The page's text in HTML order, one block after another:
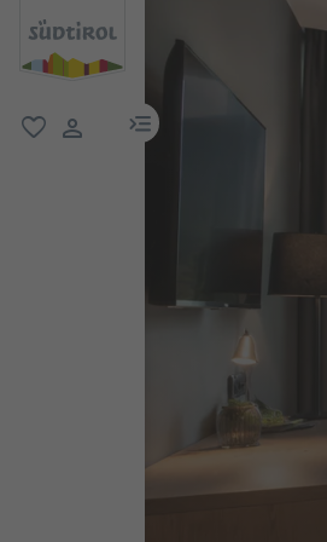
odkaz na menu